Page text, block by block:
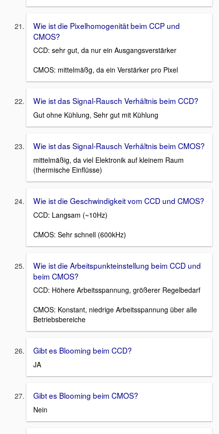
Wie ist die Pixelhomogenität beim CCP und
CMOS?
CCD: sehr gut, da nur ein Ausgangsverstärker
CMOS: mittelmäßg, da ein Verstärker pro Pixel
Wie ist das Signal-Rausch Verhältnis beim CCD?
Gut ohne Kühlung, Sehr gut mit Kühlung
Wie ist das Signal-Rausch Verhältnis beim CMOS?
mittelmäßig, da viel Elektronik auf kleinem Raum
(thermische Einflüsse)
Wie ist die Geschwindigkeit vom CCD und CMOS?
CCD: Langsam (~10Hz)
CMOS: Sehr schnell (600kHz)
Wie ist die Arbeitspunkteinstellung beim CCD und
beim CMOS?
CCD: Höhere Arbeitsspannung, größerer Regelbedarf
CMOS: Konstant, niedrige Arbeitsspannung über alle
Betriebsbereiche
Gibt es Blooming beim CCD?
JA
Gibt es Blooming beim CMOS?
Nein